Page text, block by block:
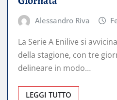
Alessandro Riva
La Serie A Enilive si
della stagione, con tre
delineare in modo…
LEGGI TUTTO